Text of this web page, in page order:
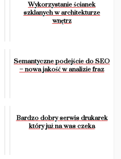
Wykorzystanie ścianek
szklanych w architekturze
wnętrz
Semantyczne podejście do SEO
– nowa jakość w analizie fraz
Bardzo dobry serwis drukarek
który już na was czeka